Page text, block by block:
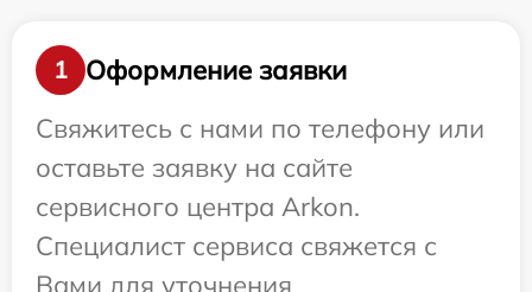
1
Оформление заявки
Свяжитесь с нами по телефону или
оставьте заявку на сайте
сервисного центра Arkon.
Специалист сервиса свяжется с
Вами для уточнения